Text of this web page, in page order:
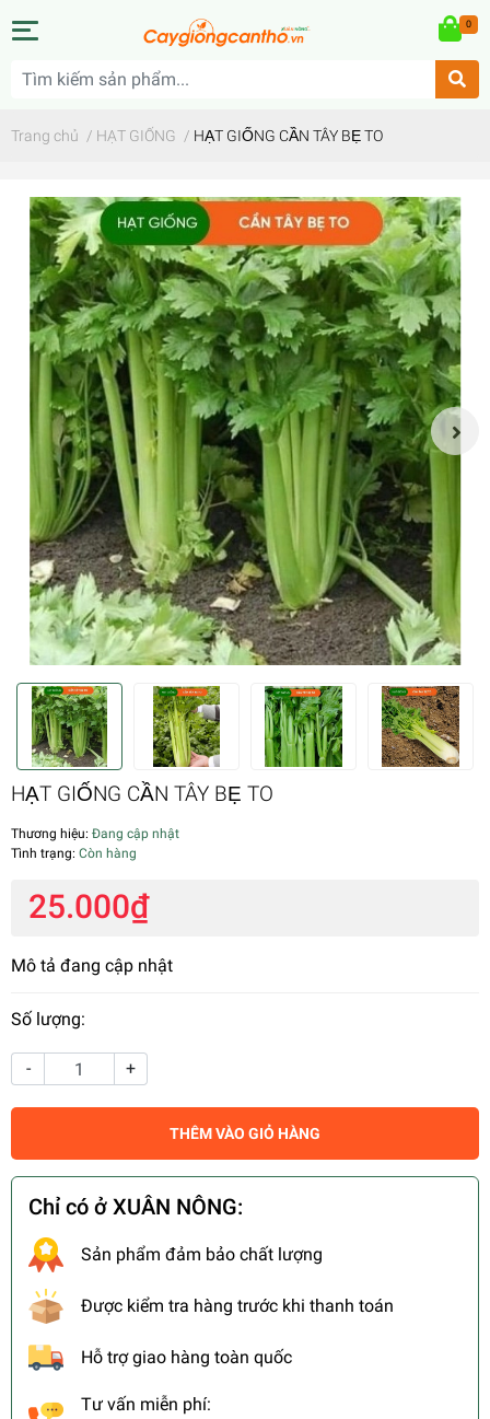
0
Trang chủ / HẠT GIỐNG / HẠT GIỐNG CẦN TÂY BẸ TO
HẠT GIỐNG CẦN TÂY BẸ TO
Thương hiệu: Đang cập nhật
Tình trạng: Còn hàng
25.000₫
Mô tả đang cập nhật
Số lượng:
- +
THÊM VÀO GIỎ HÀNG
Chỉ có ở XUÂN NÔNG:
Sản phẩm đảm bảo chất lượng
Được kiểm tra hàng trước khi thanh toán
Hỗ trợ giao hàng toàn quốc
Tư vấn miễn phí: